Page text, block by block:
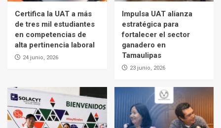
Certifica la UAT a más
de tres mil estudiantes
en competencias de
alta pertinencia laboral
24 junio, 2026
Impulsa UAT alianza
estratégica para
fortalecer el sector
ganadero en
Tamaulipas
23 junio, 2026